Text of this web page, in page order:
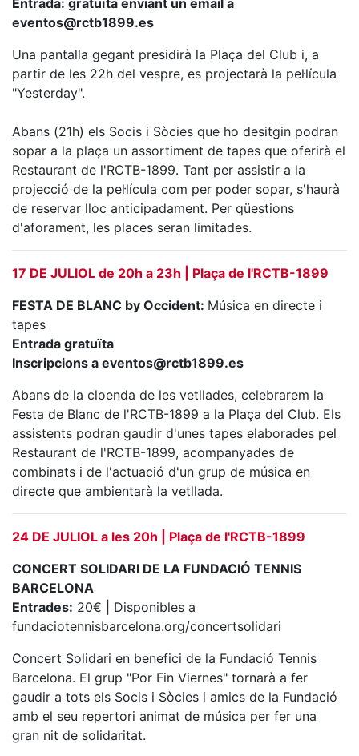
professionals
Campionat
Social de
Tennis
Quadres
de Joc
Quadre
d'Honor
Històric
Campionat
Social
Fotos
Normativa
Pàdel
Escola de
Pàdel
Campionat
Social Pàdel
Quadres
de joc
Quadre
d'Honor
Històric
Campionat
Social
Normativa
Altres esports
Àrea social
Activitats
Socials
Entrada: gratuïta enviant un email a
eventos@rctb1899.es
Una pantalla gegant presidirà la Plaça del Club i, a
partir de les 22h del vespre, es projectarà la pel·lícula
"Yesterday".
Abans (21h) els Socis i Sòcies que ho desitgin podran
sopar a la plaça un assortiment de tapes que oferirà el
Restaurant de l'RCTB-1899. Tant per assistir a la
projecció de la pel·lícula com per poder sopar, s'haurà
de reservar lloc anticipadament. Per qüestions
d'aforament, les places seran limitades.
17 DE JULIOL de 20h a 23h | Plaça de l'RCTB-1899
FESTA DE BLANC by Occident: Música en directe i
tapes
Entrada gratuïta
Inscripcions a eventos@rctb1899.es
Abans de la cloenda de les vetllades, celebrarem la
Festa de Blanc de l'RCTB-1899 a la Plaça del Club. Els
assistents podran gaudir d'unes tapes elaborades pel
Restaurant de l'RCTB-1899, acompanyades de
combinats i de l'actuació d'un grup de música en
directe que ambientarà la vetllada.
24 DE JULIOL a les 20h | Plaça de l'RCTB-1899
CONCERT SOLIDARI DE LA FUNDACIÓ TENNIS
BARCELONA
Entrades: 20€ | Disponibles a
fundaciotennisbarcelona.org/concertsolidari
Concert Solidari en benefici de la Fundació Tennis
Barcelona. El grup "Por Fin Viernes" tornarà a fer
gaudir a tots els Socis i Sòcies i amics de la Fundació
amb el seu repertori animat de música per fer una
gran nit de solidaritat.